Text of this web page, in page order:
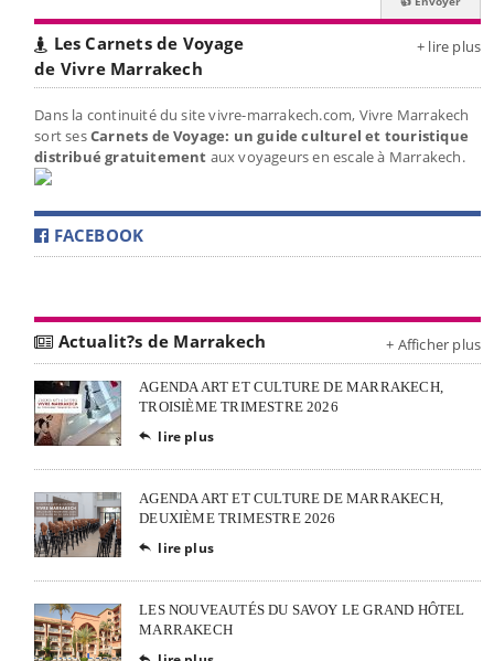
Les Carnets de Voyage
de Vivre Marrakech
+ lire plus
Dans la continuité du site vivre-marrakech.com, Vivre Marrakech
sort sesCarnets de Voyage: un guide culturel et touristique
distribué gratuitement aux voyageurs en escale à Marrakech.
FACEBOOK
Actualit?s de Marrakech + Afficher plus
AGENDA ART ET CULTURE DE MARRAKECH,
TROISIÈME TRIMESTRE 2026
 lire plus
AGENDA ART ET CULTURE DE MARRAKECH,
DEUXIÈME TRIMESTRE 2026
 lire plus
LES NOUVEAUTÉS DU SAVOY LE GRAND HÔTEL
MARRAKECH